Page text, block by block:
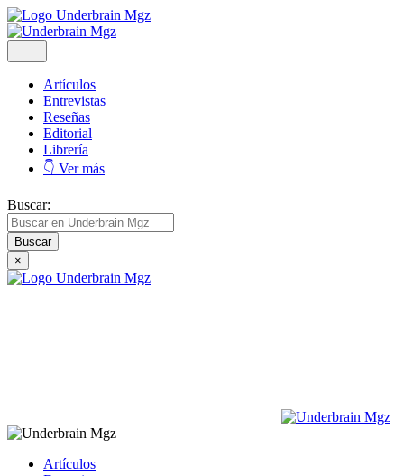
Artículos
Entrevistas
Reseñas
Editorial
Librería
👇 Ver más
Buscar:
×
Artículos